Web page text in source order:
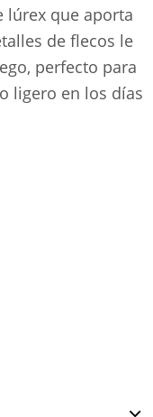
que aporta
de flecos le
perfecto para
ligero en los días